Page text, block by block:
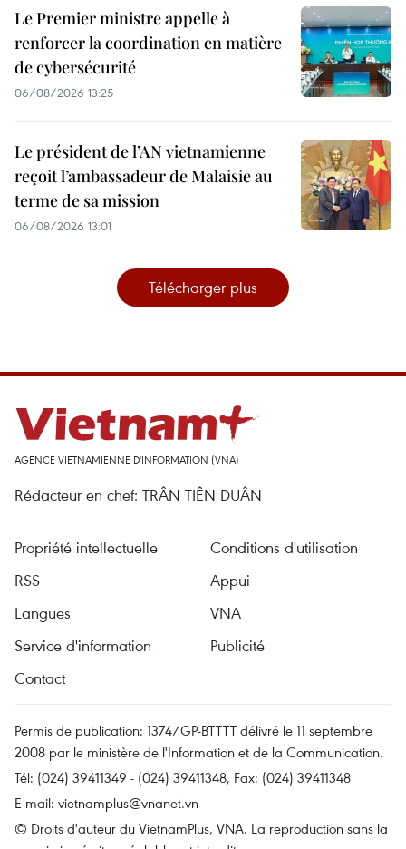
Le Premier ministre appelle à
renforcer la coordination en matière
de cybersécurité
06/08/2026 13:25
Le président de l’AN vietnamienne
reçoit l’ambassadeur de Malaisie au
terme de sa mission
06/08/2026 13:01
Télécharger plus
AGENCE VIETNAMIENNE D'INFORMATION (VNA)
Rédacteur en chef: TRÂN TIÊN DUÂN
Propriété intellectuelle
Conditions d'utilisation
RSS
Appui
Langues
VNA
Service d'information
Publicité
Contact
Permis de publication: 1374/GP-BTTTT délivré le 11 septembre
2008 par le ministère de l'Information et de la Communication.
Tél: (024) 39411349 - (024) 39411348, Fax: (024) 39411348
E-mail: vietnamplus@vnanet.vn
© Droits d'auteur du VietnamPlus, VNA. La reproduction sans la